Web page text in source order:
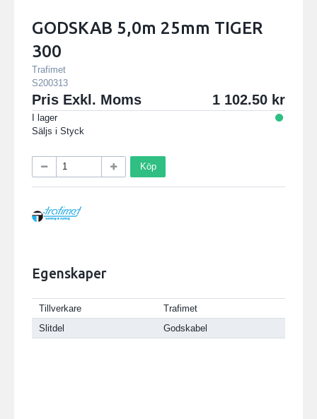
GODSKAB 5,0m 25mm TIGER
300
Trafimet
S200313
Pris Exkl. Moms 1 102.50
I lager
Säljs i Styck
Köp
Egenskaper
Tillverkare
Trafimet
Slitdel
Godskabel